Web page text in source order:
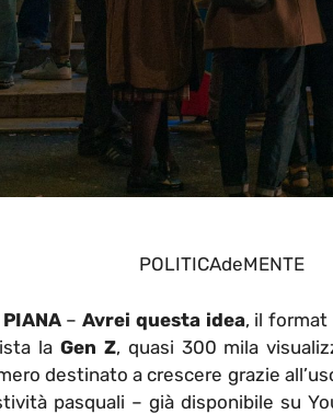
POLITICAdeMENTE
–Avrei questa idea, il format
la Gen Z, quasi 300 mila
destinato a crescere grazie
pasquali – già disponibile su